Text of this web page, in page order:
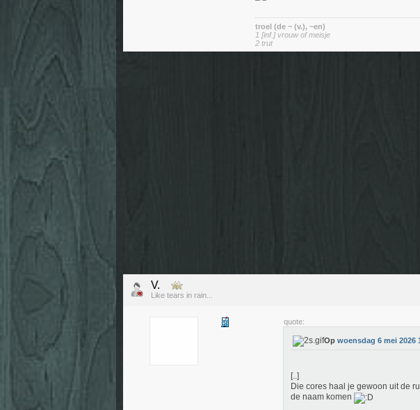
troel (de ~ (v.), ~en)
1 [inf.] vrouw of meisje
2 trut
V.
Like tears in rain...
quote:
Op woensdag 6 mei 2026
[..]
Die cores haal je gewoon uit de
de naam komen